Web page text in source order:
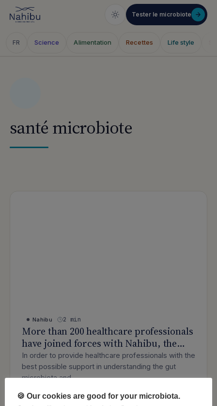
Tester le microbiote
FR Science Alimentation Recettes Life style
santé microbiote
Nahibu 2 min
More than 200 healthcare professionals
have joined forces with Nahibu, the
European expert in gut microbiota
analysis.
In order to provide healthcare professionals with the
best possible support in understanding the gut
microbiota and…
Lire l’article : More than 200 healthcare
🍪 Our cookies are good for your microbiota.